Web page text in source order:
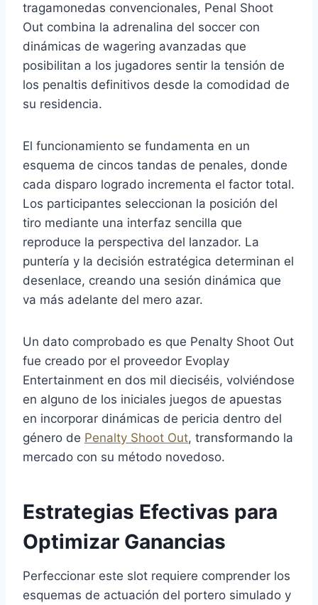
tragamonedas convencionales, Penal Shoot
Out combina la adrenalina del soccer con
dinámicas de wagering avanzadas que
posibilitan a los jugadores sentir la tensión de
los penaltis definitivos desde la comodidad de
su residencia.
El funcionamiento se fundamenta en un
esquema de cincos tandas de penales, donde
cada disparo logrado incrementa el factor total.
Los participantes seleccionan la posición del
tiro mediante una interfaz sencilla que
reproduce la perspectiva del lanzador. La
puntería y la decisión estratégica determinan el
desenlace, creando una sesión dinámica que
va más adelante del mero azar.
Un dato comprobado es que Penalty Shoot Out
fue creado por el proveedor Evoplay
Entertainment en dos mil dieciséis, volviéndose
en alguno de los iniciales juegos de apuestas
en incorporar dinámicas de pericia dentro del
género de Penalty Shoot Out, transformando la
mercado con su método novedoso.
Estrategias Efectivas para
Optimizar Ganancias
Perfeccionar este slot requiere comprender los
esquemas de actuación del portero simulado y